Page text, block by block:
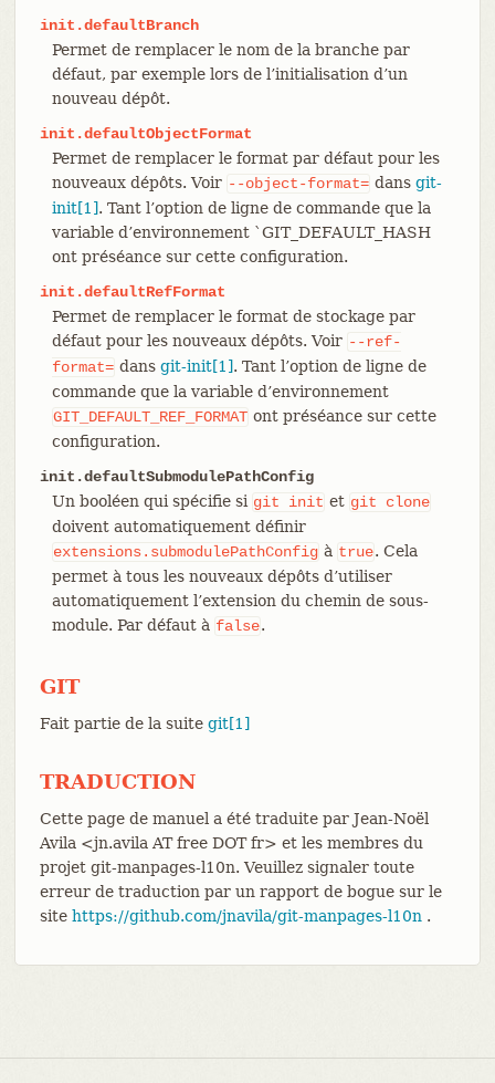
init.defaultBranch
Permet de remplacer le nom de la branche par
défaut, par exemple lors de l’initialisation d’un
nouveau dépôt.
init.defaultObjectFormat
Permet de remplacer le format par défaut pour les
nouveaux dépôts. Voir --object-format= dans git-
init[1]. Tant l’option de ligne de commande que la
variable d’environnement `GIT_DEFAULT_HASH
ont préséance sur cette configuration.
init.defaultRefFormat
Permet de remplacer le format de stockage par
défaut pour les nouveaux dépôts. Voir --ref-
format= dans git-init[1]. Tant l’option de ligne de
commande que la variable d’environnement
GIT_DEFAULT_REF_FORMAT ont préséance sur cette
configuration.
init.defaultSubmodulePathConfig
Un booléen qui spécifie si git init et git
clone
doivent automatiquement définir
extensions.submodulePathConfig à true. Cela
permet à tous les nouveaux dépôts d’utiliser
automatiquement l’extension du chemin de sous-
module. Par défaut à false.
GIT
Fait partie de la suite git[1]
TRADUCTION
Cette page de manuel a été traduite par Jean-Noël
Avila <jn.avila AT free DOT fr> et les membres du
projet git-manpages-l10n. Veuillez signaler toute
erreur de traduction par un rapport de bogue sur le
site https://github.com/jnavila/git-manpages-l10n .